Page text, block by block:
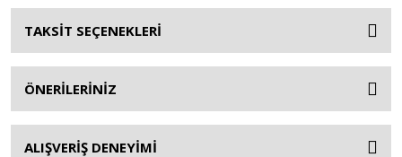
TAKSİT SEÇENEKLERİ
ÖNERİLERİNİZ
ALIŞVERİŞ DENEYİMİ